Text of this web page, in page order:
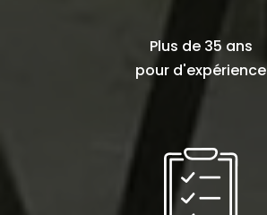
Plus de 35 ans
pour d'expérience